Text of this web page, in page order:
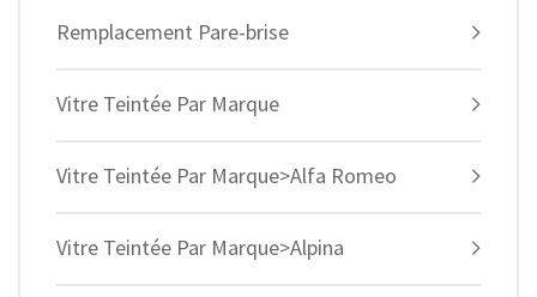
Remplacement Pare-brise
Vitre Teintée Par Marque
Vitre Teintée Par Marque>Alfa Romeo
Vitre Teintée Par Marque>Alpina